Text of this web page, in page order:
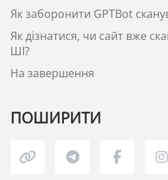
Як заборонити GPTBot
Як дізнатися, чи сайт вже
ШІ?
На завершення
ПОШИРИТИ